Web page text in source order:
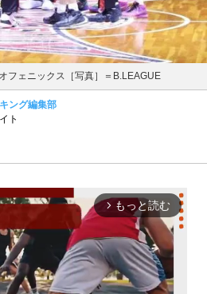
フェニックス［写真］＝B.LEAGUE
ング編集部
ト
arrow_forward_ios もっと読む